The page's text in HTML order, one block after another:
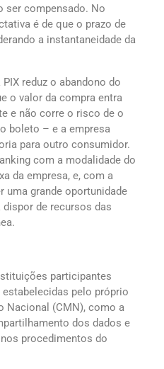
ser compensado. No
é de que o prazo de
a instantaneidade da
reduz o abandono do
o valor da compra entra
e não corre o risco de o
boleto – e a empresa
para outro consumidor.
com a modalidade do
da empresa, e, com a
uma grande oportunidade
de recursos das
participantes
pelo próprio
Nacional (CMN), como a
dos dados e
procedimentos do